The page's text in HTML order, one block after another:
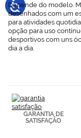
Depende do modelo.
desenhados com um
para atividades
opção para uso
desportivos com uns
dia a dia.
GARANTIA DE
SATISFAÇÃO